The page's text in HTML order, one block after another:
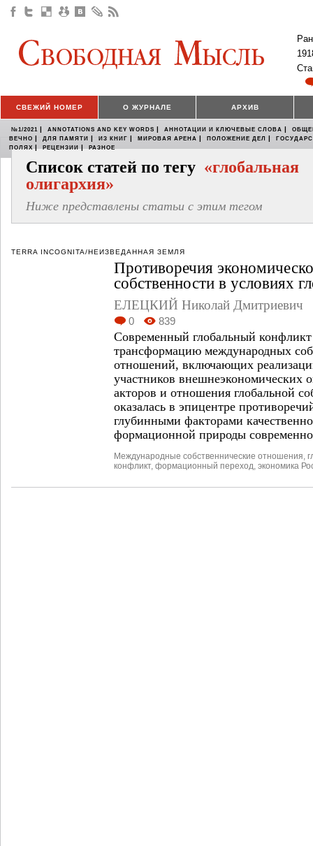
СВЕЖИЙ НОМЕР О ЖУРНАЛЕ АРХИВ
№1/2021 | ANNOTATIONS AND KEY WORDS | АННОТАЦИИ И КЛЮЧЕВЫЕ СЛОВА |
ВЕЧНО | ДЛЯ ПАМЯТИ | ИЗ КНИГ | МИРОВАЯ АРЕНА | ПОЛОЖЕНИЕ ДЕЛ |
ПОЛЯХ | РЕЦЕНЗИИ | РАЗНОЕ
Список статей по тегу «глобальная
олигархия»
Ниже представлены статьи с этим тегом
TERRA INCOGNITA/НЕИЗВЕДАННАЯ ЗЕМЛЯ
Противоречия
собственности в условиях
ЕЛЕЦКИЙ Николай Дмитриевич
0 839
Современный глобальный
трансформацию международных
отношений, включающих
участников внешнеэкономических
акторов и отношения глобальной
оказалась в эпицентре
глубинными факторами
формационной природы
Международные собственнические отношения
конфликт, формационный переход экономика